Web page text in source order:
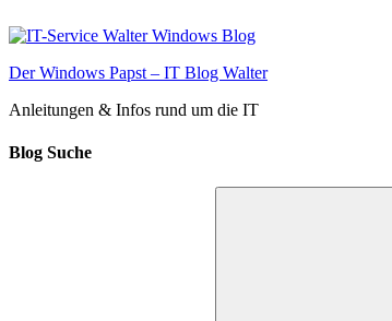
Inhalt
Der Windows Papst – IT Blog Walter
Anleitungen & Infos rund um die IT
Blog Suche